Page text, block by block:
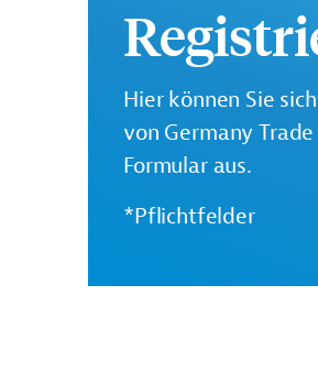
Hier können Sie
von Germany
Formular aus.
*Pflichtfelder